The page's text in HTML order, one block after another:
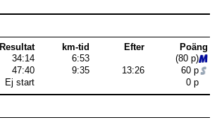
Resultat km-tid Efter
Poäng
34:14 6:53
(80 p)
47:40 9:35 13:26
60 p
Ej start 0 p